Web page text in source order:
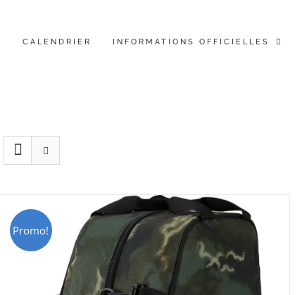
CALENDRIER INFORMATIONS OFFICIELLES
Promo!